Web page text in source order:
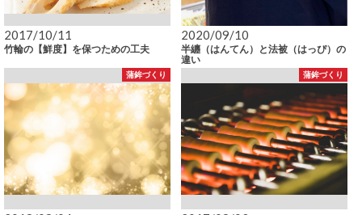
2017/10/11
竹輪の【鮮度】を保つための工夫
2020/09/10
半纏（はんてん）と法被（はっぴ）の
違い
蒲鉾づくり 蒲鉾づくり